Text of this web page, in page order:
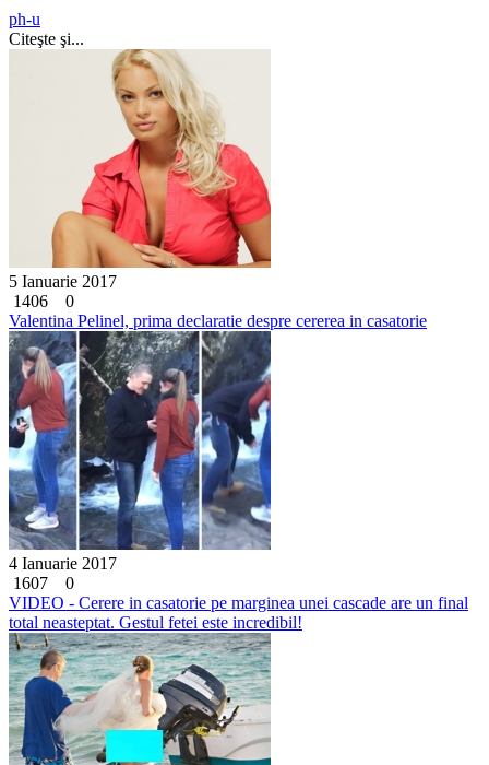
ph-u
Citeşte şi...
5 Ianuarie 2017
1406
0
Valentina Pelinel, prima declaratie despre cererea in casatorie
4 Ianuarie 2017
1607
0
VIDEO - Cerere in casatorie pe marginea unei cascade are un final
total neasteptat. Gestul fetei este incredibil!